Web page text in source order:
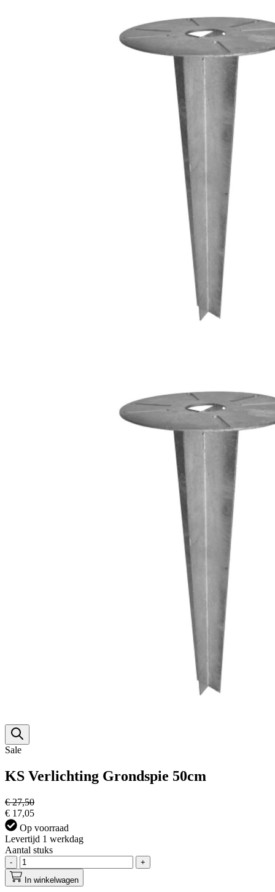
Sale
KS Verlichting Grondspie 50cm
€ 27,50
€ 17,05
Op voorraad
Levertijd 1 werkdag
Aantal stuks
-
+
In winkelwagen